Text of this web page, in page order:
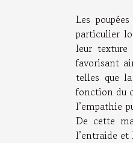
Les
particulier
leur texture
favorisant
telles que
fonction du
l’empathie
De cette
l’entraide et